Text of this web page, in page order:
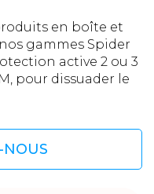
en boîte et
gammes Spider
active 2 ou 3
pour dissuader le
NOUS